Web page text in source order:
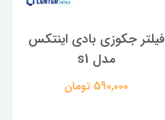
فیلتر جکوزی بادی اینتکس
مدل s1
590,000 تومان